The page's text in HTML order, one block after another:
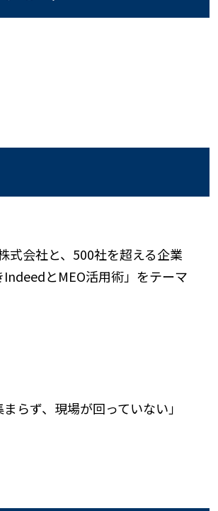
式会社と、500社を超える企業
とMEO活用術」をテーマ
らず、現場が回っていない」